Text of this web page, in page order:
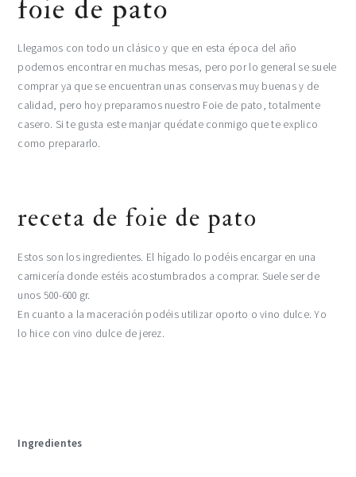
foie de pato
Llegamos con todo un clásico y que en esta época del año
podemos encontrar en muchas mesas, pero por lo general se suele
comprar ya que se encuentran unas conservas muy buenas y de
calidad, pero hoy preparamos nuestro Foie de pato, totalmente
casero. Si te gusta este manjar quédate conmigo que te explico
como prepararlo.
receta de foie de pato
Estos son los ingredientes. El hígado lo podéis encargar en una
carnicería donde estéis acostumbrados a comprar. Suele ser de
unos 500-600 gr.
En cuanto a la maceración podéis utilizar oporto o vino dulce. Yo
lo hice con vino dulce de jerez.
Ingredientes